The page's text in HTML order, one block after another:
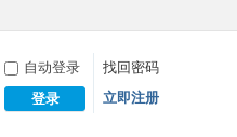
自动登录
找回密码
登录 立即注册